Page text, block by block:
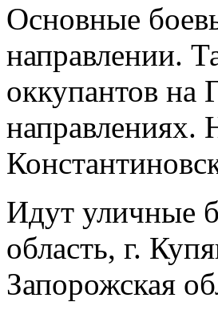
Основные
направлении.
оккупантов на
направлениях.
Идут уличные
область, г.
Запорожская